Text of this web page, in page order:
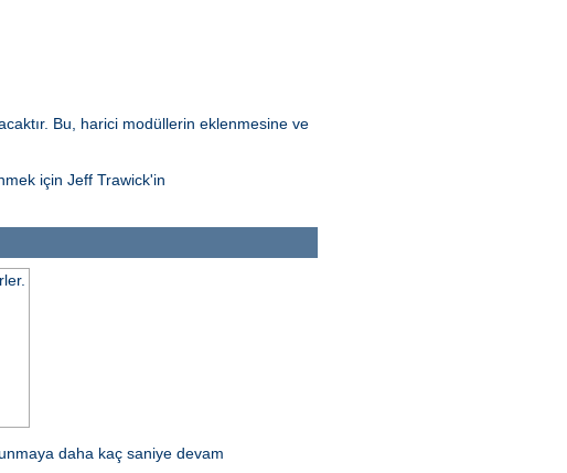
Bu, harici modüllerin eklenmesine ve
için Jeff Trawick'in
daha kaç saniye devam